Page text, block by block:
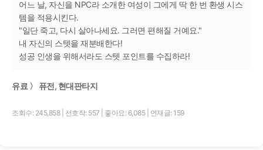
어느 날, 자신을 NPC라 소개한 여성이 그에게 딱 한 번 환생 시스
템을 적용시킨다.
"일단 죽고, 다시 살아나세요. 그러면 편해질 거예요."
내 자신의 스텟을 재분배한다!
성공 인생을 위해서라도 스텟 포인트를 수집하라!
유료 〉 퓨전, 현대판타지
조회수: 245,858 선호작: 557 좋아요: 6,085 연재글: 159